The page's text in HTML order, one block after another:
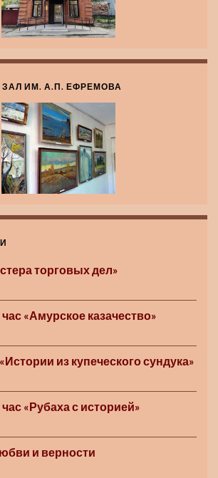
ИМ. А.П. ЕФРЕМОВА
торговых дел»
«Амурское казачество»
из купеческого сундука»
«Рубаха с историей»
и верности